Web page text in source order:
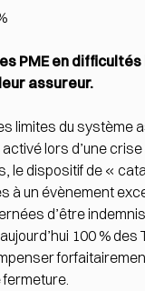
PME en
assureur.
limites du système
lors d’une
le dispositif de «
à un évènement
d’être
100 %